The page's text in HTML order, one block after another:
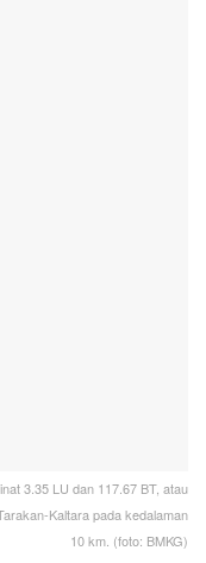
3.35 LU dan 117.67 BT, atau
Kaltara pada kedalaman
10 km. (foto: BMKG)